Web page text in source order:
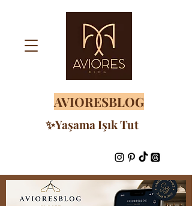
AVIORESBLOG
✨Yaşama Işık Tut